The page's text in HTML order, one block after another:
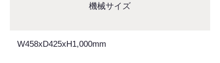
機械サイズ
W458xD425xH1,000mm